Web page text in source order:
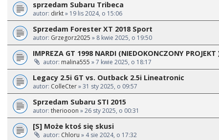
sprzedam Subaru Tribeca
autor: dirkt» 19 lis 2024, o 15:06
Sprzedam Forester XT 2018 Sport
autor: Grzegorz2025 » 8 kwie 2025, o 19:50
IMPREZA GT 1998 NARDI (NIEDOKONCZONY PROJEKT
autor: malina555 » 7 kwie 2025, o 18:17
Legacy 2.5i GT vs. Outback 2.5i Lineatronic
autor: ColleCter» 31 sty 2025, o 09:57
Sprzedam Subaru STI 2015
autor: theriooon » 26 sty 2025, o 00:31
[S] Może ktoś się skusi
autor: Chloru » 4 sie 2024, o 17:32